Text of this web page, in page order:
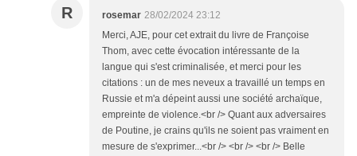
R rosemar 28/02/2024 23:12
Merci, AJE, pour cet extrait du livre de Françoise
Thom, avec cette évocation intéressante de la
langue qui s'est criminalisée, et merci pour les
citations : un de mes neveux a travaillé un temps en
Russie et m'a dépeint aussi une société archaïque,
empreinte de violence.<br /> Quant aux adversaires
de Poutine, je crains qu'ils ne soient pas vraiment en
mesure de s'exprimer...<br /> <br /> <br /> Belle